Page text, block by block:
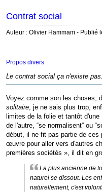
Contrat social
Auteur : Olivier Hammam - Publié
Propos divers
Le contrat social ça n'existe
Voyez comme son les choses,
solitaire, je ne sais plus trop,
limites de la folie et tantôt
de l'autre, “se normalisent” ou
début, il ne fit pas partie de
œuvre pour aller vers d'autres
premières sociétés », il dit en
La plus ancienne de
naturel se dissout. Les
naturellement, c'est